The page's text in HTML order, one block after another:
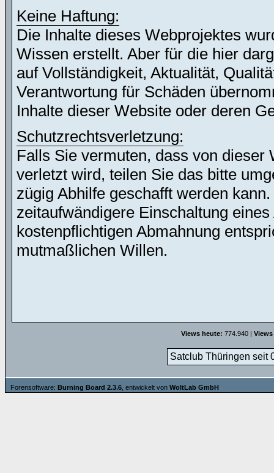
Keine Haftung:
Die Inhalte dieses Webprojektes
Wissen erstellt. Aber für die hier
auf Vollständigkeit, Aktualität,
Verantwortung für Schäden
Inhalte dieser Website oder deren
Schutzrechtsverletzung:
Falls Sie vermuten, dass von
verletzt wird, teilen Sie das bitte
zügig Abhilfe geschafft werden
zeitaufwändigere Einschaltung
kostenpflichtigen Abmahnung
mutmaßlichen Willen.
Views heute: 774.940 |
Satclub Thüringen seit
Forensoftware: Burning Board 2.3.6 , entwickelt von WoltLab GmbH